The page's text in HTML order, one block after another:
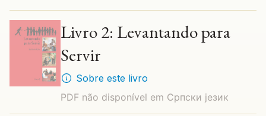
Livro 2: Levantando para
Servir
Sobre este livro
PDF não disponível em Cрпски језик